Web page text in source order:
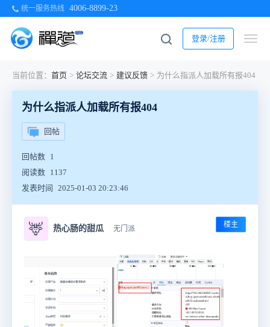
统一服务热线 4006-8899-23
登录/注册
当前位置： 首页 > 论坛交流 > 建议反馈 > 为什么指派人加载所有报404
为什么指派人加载所有报404
回帖
回帖数 1
阅读数 1137
发表时间
2025-01-03 20:23:46
🦌 热心肠的甜瓜 无门派 楼主